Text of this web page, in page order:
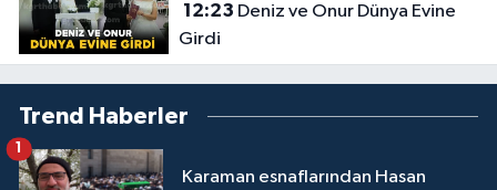
12:23
Girdi
Trend Haberler
Karaman esnaflarından Hasan
1